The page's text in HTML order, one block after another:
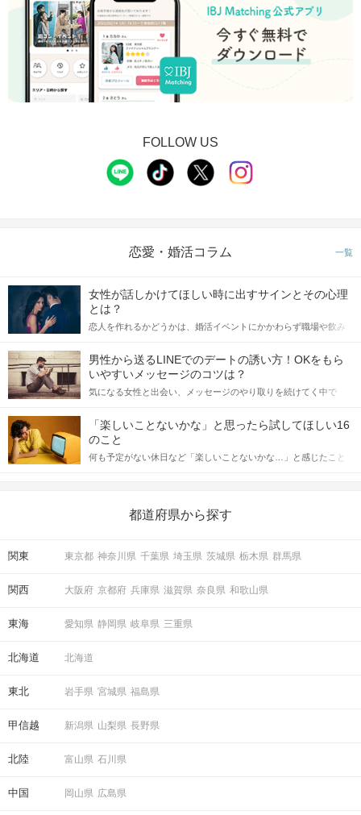
FOLLOW US
恋愛・婚活コラム 一覧
女性が話しかけてほしい時に出すサインとその心理
とは？
恋人を作れるかどうかは、婚活イベントにかかわらず職場や飲み
てアプローチできるかにも左右されます。 これから恋人作りを本
格的に始めようとしている方は、女性が異性を求めて出すサイン
をしっかりと理解し、正しい行動に移せるかどうかが重要。 この
記事では、女性が話しかけて欲しい時に出すサインとその心理を
合にどのような行動に繋げるべきかをご紹介していきます。
男性から送るLINEでのデートの誘い方！OKをもら
いやすいメッセージのコツは？
気になる女性と出会い、メッセージのやり取りを続けてく中で
しかし、中には「どう誘ったらいいの？」とお困りの男性もいら
っしゃるのではないでしょうか。 そこで今回は、男性から女性へ
送るLINEでのデートの誘い方のコツをご紹介します。例文も混じ
えながら解説するので、ぜひ参考にしてください。
「楽しいことないかな」と思ったら試してほしい16
のこと
何も予定がない休日など「楽しいことないかな…」と感じたこと
の楽しいことアイデアを集めました♪ いままさに楽しいことを探し
都道府県から探す
関東 東京都 神奈川県 千葉県 埼玉県 茨城県 栃木県 群馬県
関西 大阪府 京都府 兵庫県 滋賀県 奈良県 和歌山県
東海 愛知県 静岡県 岐阜県 三重県
北海道 北海道
東北 岩手県 宮城県 福島県
甲信越 新潟県 山梨県 長野県
北陸 富山県 石川県
中国 岡山県 広島県